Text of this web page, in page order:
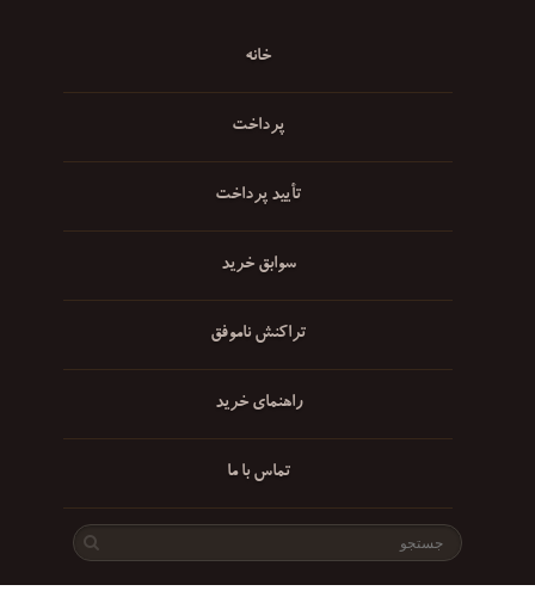
خانه
پرداخت
تأیید پرداخت
سوابق خرید
تراکنش ناموفق
راهنمای خرید
تماس با ما